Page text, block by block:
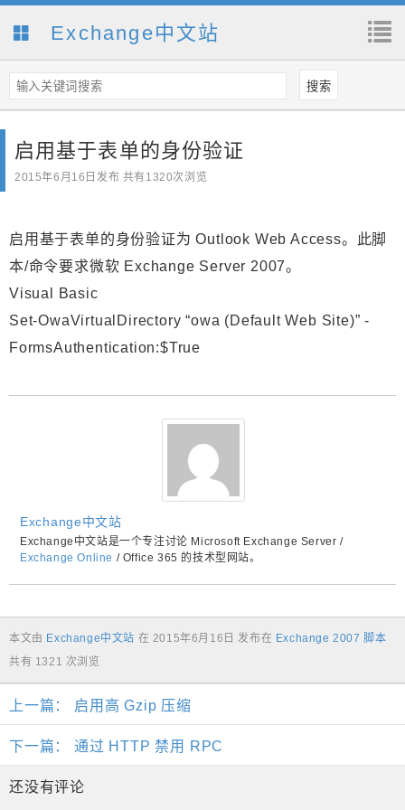
Exchange中文站
启用基于表单的身份验证
2015年6月16日 发布 共有1320次浏览
启用基于表单的身份验证为 Outlook Web Access。此脚
本/命令要求微软 Exchange Server 2007。
Visual Basic
Set-OwaVirtualDirectory “owa (Default Web Site)” -
FormsAuthentication:$True
Exchange中文站
Exchange中文站是一个专注讨论 Microsoft Exchange Server /
Exchange Online / Office 365 的技术型网站。
本文由 Exchange中文站 在 2015年6月16日 发布在 Exchange 2007 脚本
共有 1321 次浏览
上一篇： 启用高 Gzip 压缩
下一篇： 通过 HTTP 禁用 RPC
还没有评论